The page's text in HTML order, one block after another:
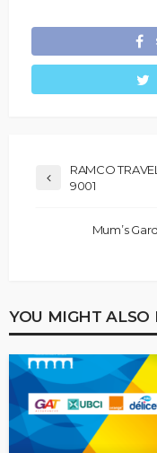
RAMCO
9001
Mum’s
YOU MIGHT ALSO